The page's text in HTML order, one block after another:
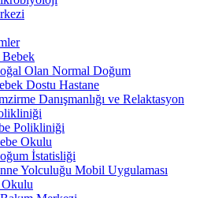
Olan Normal Doğum
Dostu Hastane
Danışmanlığı ve Relaktasyon
Polikliniği
Okulu
İstatisliği
Yolculuğu Mobil Uygulaması